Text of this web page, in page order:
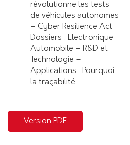
révolutionne les tests
de véhicules autonomes
– Cyber Resilience Act
Dossiers : Electronique
Automobile – R&D et
Technologie –
Applications : Pourquoi
la traçabilité…
Version PDF